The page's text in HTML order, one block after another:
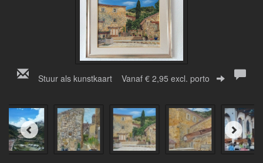
Stuur als kunstkaart Vanaf € 2,95 excl. porto